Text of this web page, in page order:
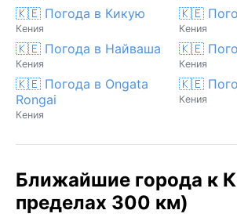
🇰🇪 Погода в Кикую
Кения
🇰🇪
Кения
🇰🇪 Погода в Найваша
Кения
🇰🇪
Кения
🇰🇪 Погода в Ongata
Rongai
Кения
🇰🇪
Кения
Ближайшие города к
пределах 300 км)